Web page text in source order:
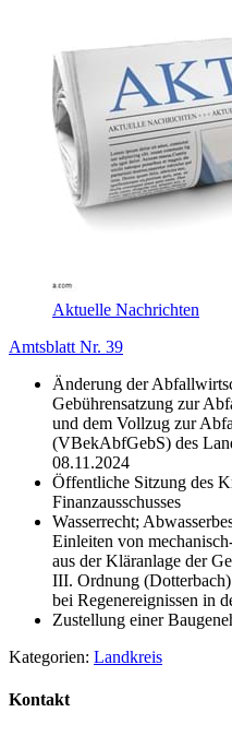
Aktuelle Nachrichten
Amtsblatt Nr. 39
Änderung der
Gebührensatzung zur
und dem Vollzug zur
(VBekAbfGebS) des
08.11.2024
Öffentliche Sitzung des
Finanzausschusses
Wasserrecht;
Einleiten von
aus der Kläranlage der
III. Ordnung
bei Regenereignissen in
Zustellung einer
Kategorien: Landkreis
Kontakt